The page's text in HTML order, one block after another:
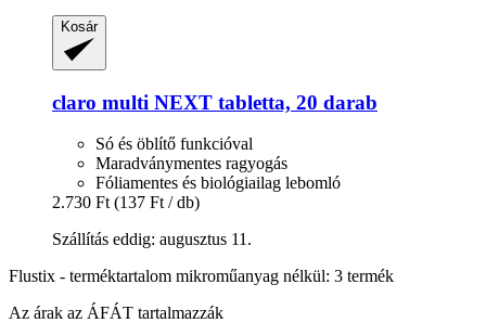
Kosár
claro multi NEXT tabletta, 20 darab
Só és öblítő funkcióval
Maradványmentes ragyogás
Fóliamentes és biológiailag lebomló
2.730 Ft (137 Ft / db)
Szállítás eddig: augusztus 11.
Flustix - terméktartalom mikroműanyag nélkül: 3 termék
Az árak az ÁFÁT tartalmazzák